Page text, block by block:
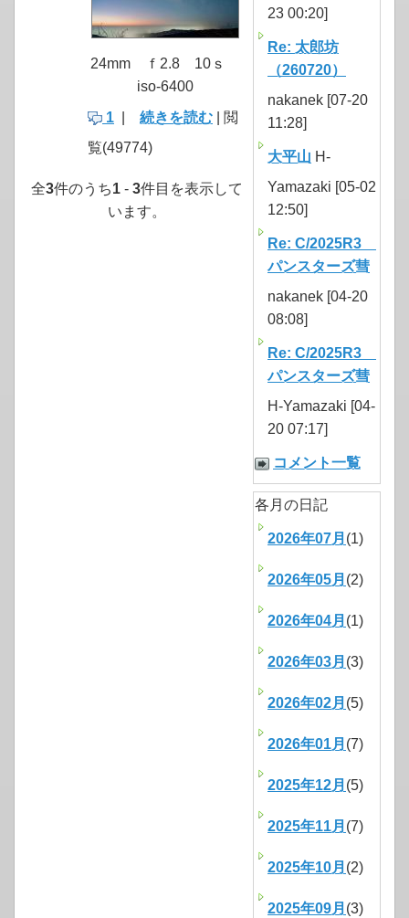
24mm ｆ2.8 10ｓ
iso-6400
1
続きを読む | 閲
覧(49774)
全3件のうち1 - 3件目を表示して
います。
23 00:20]
Re: 太郎坊
（260720）
nakanek [07-20
11:28]
大平山 H-
Yamazaki [05-02
12:50]
Re: C/2025R3
パンスターズ彗
nakanek [04-20
08:08]
Re: C/2025R3
パンスターズ彗
H-Yamazaki [04-
20 07:17]
コメント一覧
各月の日記
2026年07月 (1)
2026年05月 (2)
2026年04月 (1)
2026年03月 (3)
2026年02月 (5)
2026年01月 (7)
2025年12月 (5)
2025年11月 (7)
2025年10月 (2)
2025年09月 (3)